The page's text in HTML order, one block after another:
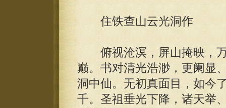
住铁查山云光洞作
俯视沧溟，屏山掩映，万
巅。书对清光浩渺，更阑显
洞中仙。无初真面目，如今
千。圣祖垂光下降，诸天举